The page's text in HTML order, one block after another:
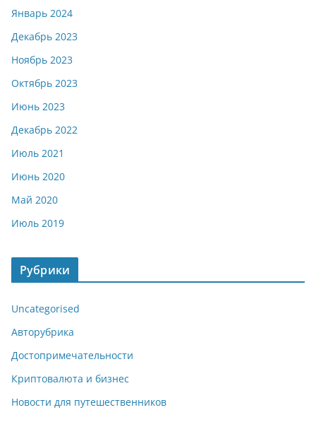
Январь 2024
Декабрь 2023
Ноябрь 2023
Октябрь 2023
Июнь 2023
Декабрь 2022
Июль 2021
Июнь 2020
Май 2020
Июль 2019
Рубрики
Uncategorised
Авторубрика
Достопримечательности
Криптовалюта и бизнес
Новости для путешественников